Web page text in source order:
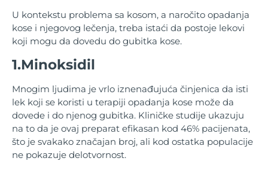
U kontekstu problema sa kosom, a naročito opadanja
kose i njegovog lečenja, treba istaći da postoje lekovi
koji mogu da dovedu do gubitka kose.
1.Minoksidil
Mnogim ljudima je vrlo iznenađujuća činjenica da isti
lek koji se koristi u terapiji opadanja kose može da
dovede i do njenog gubitka. Kliničke studije ukazuju
na to da je ovaj preparat efikasan kod 46% pacijenata,
što je svakako značajan broj, ali kod ostatka populacije
ne pokazuje delotvornost.